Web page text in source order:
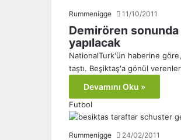
Rummenigge 11/10/2011
Demirören
yapılacak
NationalTurk'ün haberine
taştı. Beşiktaş'a gönül
Devamını Oku »
Futbol
Rummenigge 24/02/2011